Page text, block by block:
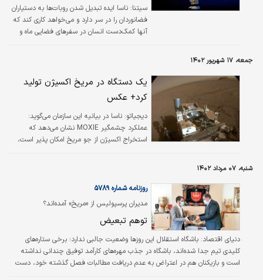
گوجینو در این فیلم به هنرنمایی پرداخته‌اند.
علاقه‌مندان به…
سیتنا: ناسا ایده تبدیل شدن روبات‌ها به دستیاران
فضانوردان را در سر دارد و می‌خواهد کاری کند که
آنها کمک‌دست انسان در سفرهای فضایی ماه و
کوچک در ایالت تگزاس آمریکا طرف قرارداد ناسا
قرار گرفته است تا با توسعه یک روبات به اسم
«آپولو»، دهه‌ها کار آژانس فضایی ایالات متحده
برای توسعه روبات‌های انسان‌نما را ادامه دهد.
جمعه، ۱۷ شهریور ۱۴۰۲
یک دستگاه در مریخ اکسیژن تولید
کرد+ عکس
دیجیاتو: ناسا در بیانیه این سازمان می‌گوید:
عملکرد چشمگیر MOXIE نشان می‌دهد که
استخراج اکسیژن از جو مریخ امکان پذیر است،
شنبه، ۰۷ مرداد ۱۴۰۲
مدیران پرسپولیس از «مریخ» آمده‌اند؟
روزنامه شماره ۵۷۸۹
توهم تبعیض
دنياي اقتصاد: باشگاه استقلال این روزها وضعیت جالبی ندارد؛ برخی ستاره‌های
کلیدی تیم جدا شده‌اند، باشگاه در جذب مهره‌های کارآمد توفیق چندانی نداشته
است و بازیکنان هم در اعتراض به عدم دریافت مطالبات فصل گذشته خود، دست